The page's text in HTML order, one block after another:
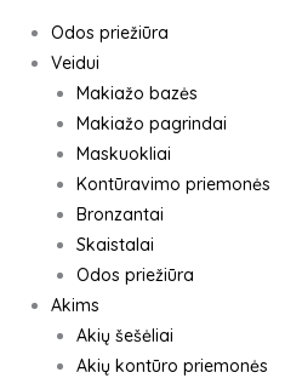
Odos priežiūra
Veidui
Makiažo bazės
Makiažo pagrindai
Maskuokliai
Kontūravimo priemonės
Bronzantai
Skaistalai
Odos priežiūra
Akims
Akių šešėliai
Akių kontūro priemonės